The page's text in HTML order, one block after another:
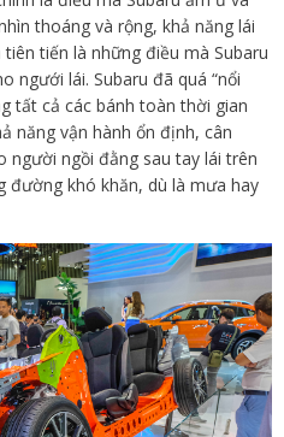
thoáng và rộng, khả năng lái
tiến là những điều mà Subaru
ngưới lái. Subaru đã quá “nổi
tất cả các bánh toàn thời gian
năng vận hành ổn định, cân
người ngồi đằng sau tay lái trên
đường khó khăn, dù là mưa hay